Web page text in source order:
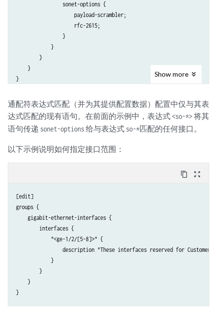
                sonet-options {
                    payload-scrambler;
                    rfc-2615;
                }
            }
        }
    }
Show more
通配符表达式匹配（并为其提供配置数据）配置中仅与其表
达式匹配的现有语句。在前面的示例中，表达式<so-*>将其
语句传递 sonet-options给与表达式 so-*匹配的任何接口。
以下示例说明如何指定接口范围：
content_copy zoom_out_map
[edit]
groups {
    gigabit-ethernet-interfaces {
        interfaces {
            "<ge-1/2/[5-8]>" {
description "These interfaces reserved for Customer
            }
        }
    }